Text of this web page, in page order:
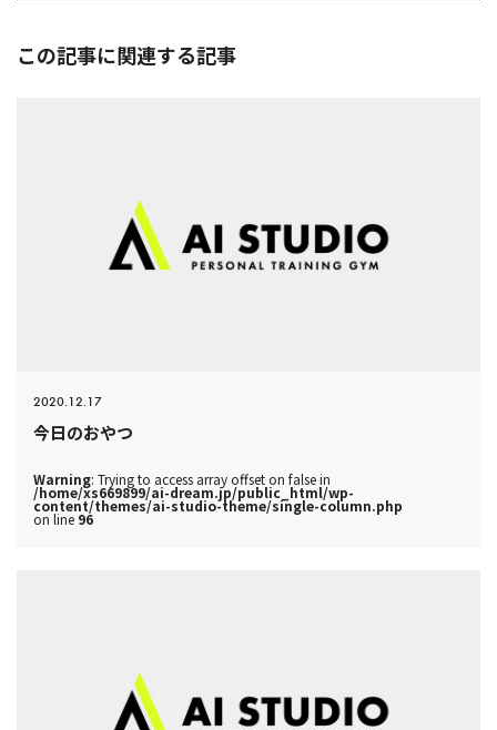
この記事に関連する記事
2020.12.17
今日のおやつ
Warning: Trying to access array offset on false in
/home/xs669899/ai-dream.jp/public_html/wp-
content/themes/ai-studio-theme/single-column.php
on line 96